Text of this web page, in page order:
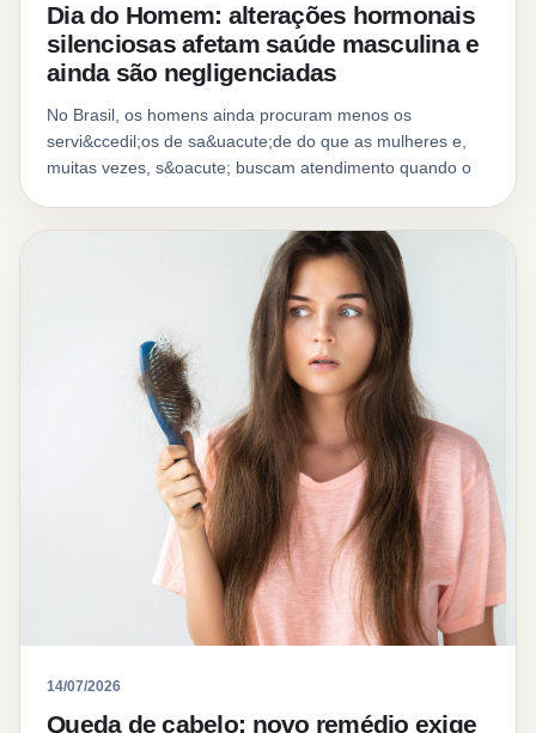
Dia do Homem: alterações hormonais
silenciosas afetam saúde masculina e
ainda são negligenciadas
No Brasil, os homens ainda procuram menos os
servi&ccedil;os de sa&uacute;de do que as mulheres e,
muitas vezes, s&oacute; buscam atendimento quando o
14/07/2026
Queda de cabelo: novo remédio exige